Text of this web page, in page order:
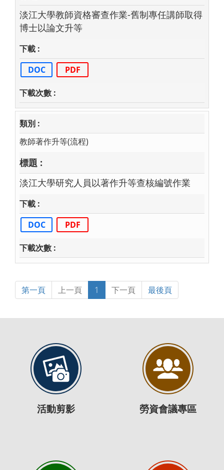
淡江大學教師資格審查作業-舊制專任講師取得
博士以論文升等
DOC PDF
教師著作升等(流程)
淡江大學研究人員以著作升等查核編號作業
DOC PDF
第一頁 上一頁 1 下一頁 最後頁
活動剪影 勞資會議專區